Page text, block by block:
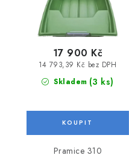
Skladem (3 ks)
14 793,39 Kč bez DPH
17 900 Kč
Pramice 310